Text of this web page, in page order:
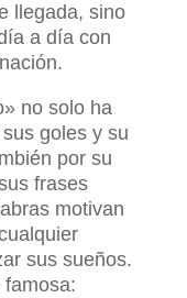
llegada, sino
a día con
no solo ha
goles y su
por su
frases
motivan
sus sueños.